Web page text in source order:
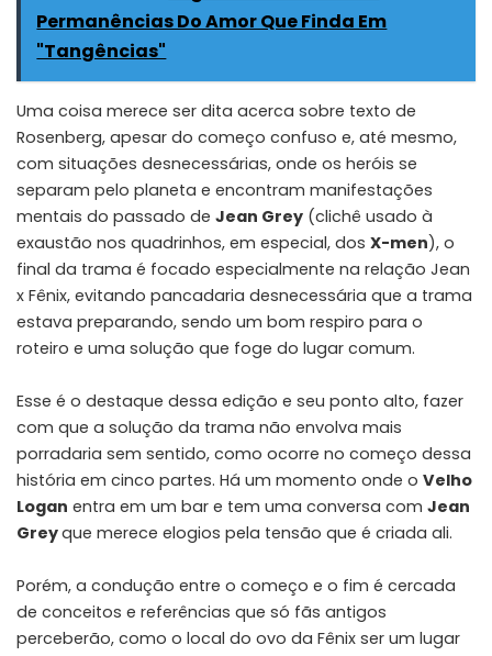
Permanências Do Amor Que Finda Em
"Tangências"
Uma coisa merece ser dita acerca sobre texto de
Rosenberg, apesar do começo confuso e, até mesmo,
com situações desnecessárias, onde os heróis se
separam pelo planeta e encontram manifestações
mentais do passado de Jean Grey (clichê usado à
exaustão nos quadrinhos, em especial, dos X-men), o
final da trama é focado especialmente na relação Jean
x Fênix, evitando pancadaria desnecessária que a trama
estava preparando, sendo um bom respiro para o
roteiro e uma solução que foge do lugar comum.
Esse é o destaque dessa edição e seu ponto alto, fazer
com que a solução da trama não envolva mais
porradaria sem sentido, como ocorre no começo dessa
história em cinco partes. Há um momento onde o Velho
Logan entra em um bar e tem uma conversa com Jean
Greyque merece elogios pela tensão que é criada ali.
Porém, a condução entre o começo e o fim é cercada
de conceitos e referências que só fãs antigos
perceberão, como o local do ovo da Fênix ser um lugar